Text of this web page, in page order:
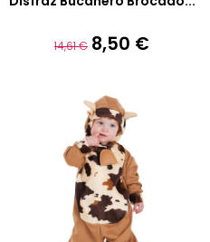
Precio
14,61 € Precio
8,50 €